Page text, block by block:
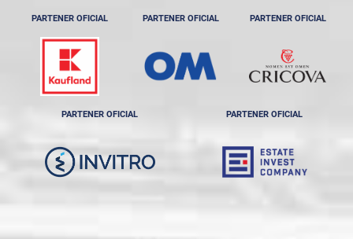
PARTENER OFICIAL PARTENER OFICIAL PARTENER OFICIAL
PARTENER OFICIAL PARTENER OFICIAL